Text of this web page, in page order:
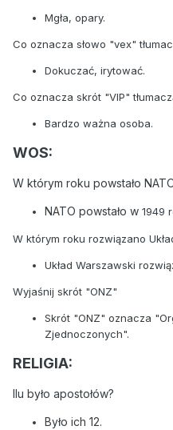
Mgła, opary.
Co oznacza słowo "vex"
Dokuczać, irytować.
Co oznacza skrót "VIP"
Bardzo ważna osoba.
WOS:
W którym roku powstało
NATO powstało w 1949
W którym roku rozwiązano
Układ Warszawski
Wyjaśnij skrót "ONZ"
Skrót "ONZ" oznacza
Zjednoczonych".
​RELIGIA:
Ilu było apostołów?
Było ich 12.